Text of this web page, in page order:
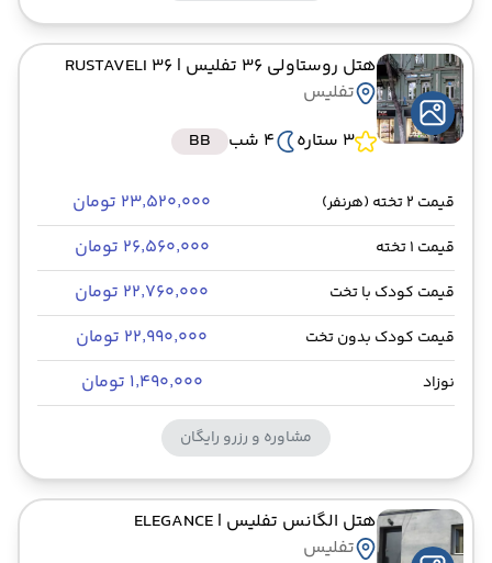
هتل روستاولی 36 تفلیس
| RUSTAVELI 36
تفلیس
3 ستاره
4 شب BB
قیمت 2 تخته (هرنفر) ۲۳٬۵۲۰٬۰۰۰ تومان
قیمت 1 تخته ۲۶٬۵۶۰٬۰۰۰ تومان
قیمت کودک با تخت ۲۲٬۷۶۰٬۰۰۰ تومان
قیمت کودک بدون تخت ۲۲٬۹۹۰٬۰۰۰ تومان
نوزاد ۱٬۴۹۰٬۰۰۰ تومان
مشاوره و رزرو رایگان
هتل الگانس تفلیس | ELEGANCE
تفلیس